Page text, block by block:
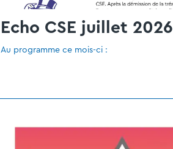
Echo CSE juillet 2026
Au programme ce mois-ci :